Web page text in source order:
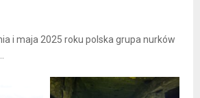
i maja 2025 roku polska grupa nurków